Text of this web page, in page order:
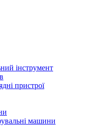
інструмент
пристрої
машини